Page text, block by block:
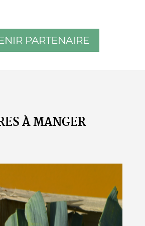
PARTENAIRE
À MANGER